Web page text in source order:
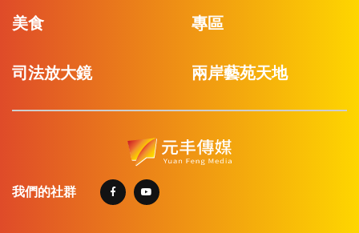
美食 專區
司法放大鏡 兩岸藝苑天地
我們的社群